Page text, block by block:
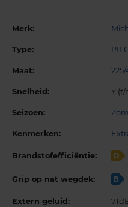
Merk:
Type:
Maat: 225/
Snelheid: Y
Seizoen:
Kenmerken:
Brandstofefficiëntie: D
Grip op nat wegdek: B
Extern geluid: